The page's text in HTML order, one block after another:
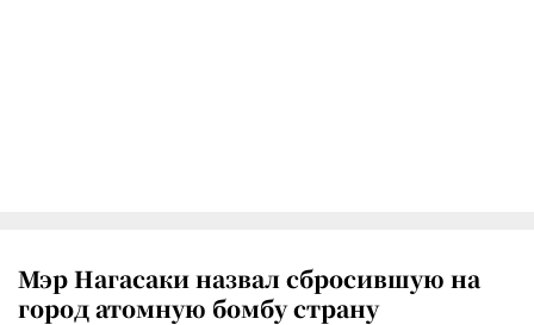
Мэр Нагасаки назвал сбросившую на
город атомную бомбу страну